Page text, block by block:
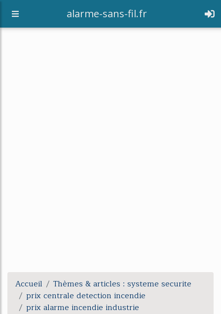
alarme-sans-fil.fr
Accueil
Thèmes & articles : systeme securite
prix centrale detection incendie
prix alarme incendie industrie